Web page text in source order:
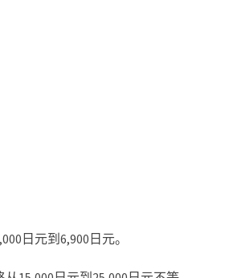
日元到6,900日元。